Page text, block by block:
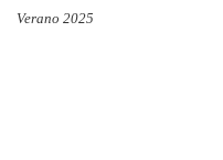
Verano 2025